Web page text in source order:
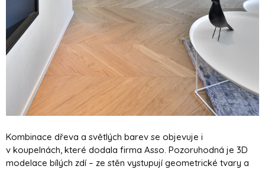
Kombinace dřeva a světlých barev se objevuje i
v koupelnách, které dodala firma Asso. Pozoruhodná je 3D
modelace bílých zdí – ze stěn vystupují geometrické tvary a